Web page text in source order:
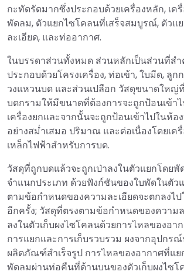
กะทัดรัดมากซึ่งประกอบด้วยเครื่องหลัก, เค
พัดลม, ตัวแยกไซโคลนที่เสร็จสมบูรณ์, ตัวแ
ละเอียด, และท่ออากาศ.
ในบรรดาส่วนทั้งหมด ส่วนหลักเป็นส่วนที่ส
ประกอบด้วยโครงเครื่อง, ท่อเข้า, ใบมีด, ลูก
วงแหวนบด และส่วนเปลือก วัสดุขนาดใหญ่
บดกรามให้มีขนาดที่ต้องการจะถูกป้อนเข้าไ
เครื่องยกและจากนั้นจะถูกป้อนเข้าไปในห้อ
อย่างสม่ำเสมอ ปริมาณ และต่อเนื่องโดยเค
เหล็กไฟฟ้าสำหรับการบด.
วัสดุที่ถูกบดแล้วจะถูกเป่าลงในตัวแยกโดย
จำแนกประเภท ด้วยฟังก์ชันของใบพัดในตัว
ตามข้อกำหนดของความละเอียดจะตกลงไ
อีกครั้ง; วัสดุที่ตรงตามข้อกำหนดของความล
ลงในตัวเก็บผงไซโคลนด้วยการไหลของอา
การแยกและการเก็บรวบรวม ผงจากอุปกร
ผลิตภัณฑ์สำเร็จรูป การไหลของอากาศที่แย
พัดลมผ่านท่อคืนที่ด้านบนของตัวเก็บผงไซโ